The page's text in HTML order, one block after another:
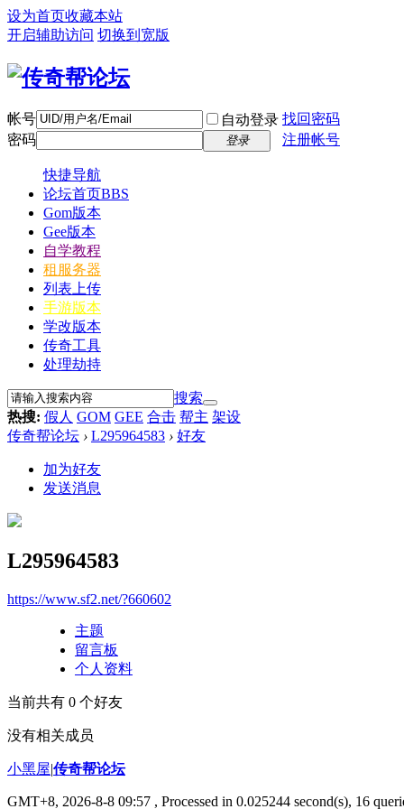
设为首页收藏本站
开启辅助访问 切换到宽版
帐号 自动登录 找回密码
密码
登录 注册帐号
快捷导航
论坛首页BBS
Gom版本
Gee版本
自学教程
租服务器
列表上传
手游版本
学改版本
传奇工具
处理劫持
搜索
热搜: 假人 GOM GEE 合击 帮主 架设
传奇帮论坛 › L295964583 › 好友
加为好友
发送消息
L295964583
https://www.sf2.net/?660602
主题
留言板
个人资料
当前共有 0 个好友
没有相关成员
小黑屋|传奇帮论坛
GMT+8, 2026-8-8 09:57 , Processed in 0.025244 second(s), 16